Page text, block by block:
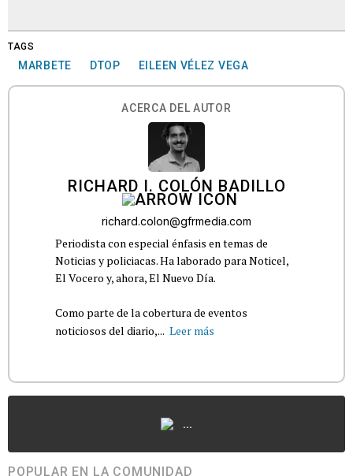
TAGS
MARBETE DTOP EILEEN VÉLEZ VEGA
ACERCA DEL AUTOR
RICHARD I. COLÓN BADILLO
richard.colon@gfrmedia.com
Periodista con especial énfasis en temas de
Noticias y policiacas. Ha laborado para Noticel,
El Vocero y, ahora, El Nuevo Día.
Como parte de la cobertura de eventos
noticiosos del diario,... Leer más
...
POPULAR EN LA COMUNIDAD